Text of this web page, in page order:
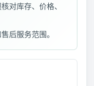
对库存、价格、
后服务范围。